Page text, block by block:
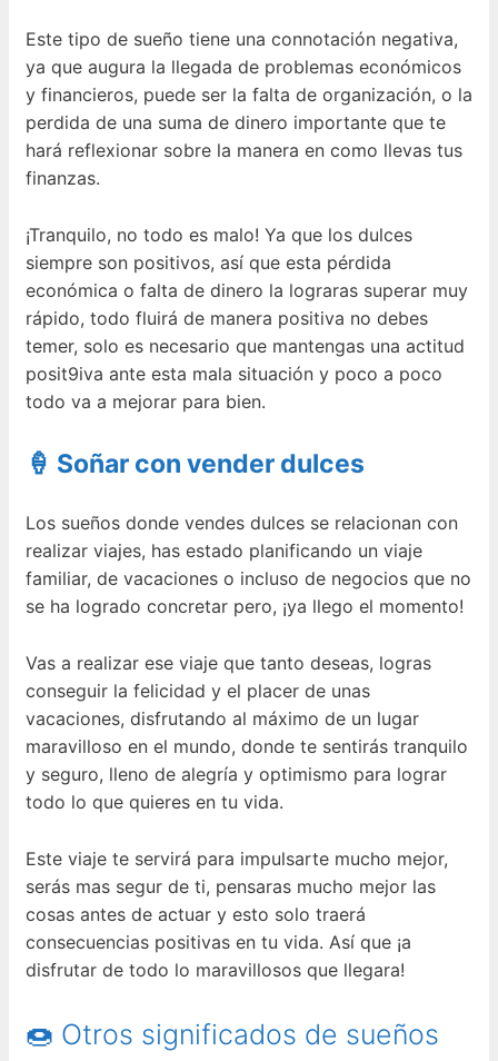
Este tipo de sueño tiene una connotación negativa,
ya que augura la llegada de problemas económicos
y financieros, puede ser la falta de organización, o la
perdida de una suma de dinero importante que te
hará reflexionar sobre la manera en como llevas tus
finanzas.
¡Tranquilo, no todo es malo! Ya que los dulces
siempre son positivos, así que esta pérdida
económica o falta de dinero la lograras superar muy
rápido, todo fluirá de manera positiva no debes
temer, solo es necesario que mantengas una actitud
posit9iva ante esta mala situación y poco a poco
todo va a mejorar para bien.
🍦 Soñar con vender dulces
Los sueños donde vendes dulces se relacionan con
realizar viajes, has estado planificando un viaje
familiar, de vacaciones o incluso de negocios que no
se ha logrado concretar pero, ¡ya llego el momento!
Vas a realizar ese viaje que tanto deseas, logras
conseguir la felicidad y el placer de unas
vacaciones, disfrutando al máximo de un lugar
maravilloso en el mundo, donde te sentirás tranquilo
y seguro, lleno de alegría y optimismo para lograr
todo lo que quieres en tu vida.
Este viaje te servirá para impulsarte mucho mejor,
serás mas segur de ti, pensaras mucho mejor las
cosas antes de actuar y esto solo traerá
consecuencias positivas en tu vida. Así que ¡a
disfrutar de todo lo maravillosos que llegara!
🍩 Otros significados de sueños